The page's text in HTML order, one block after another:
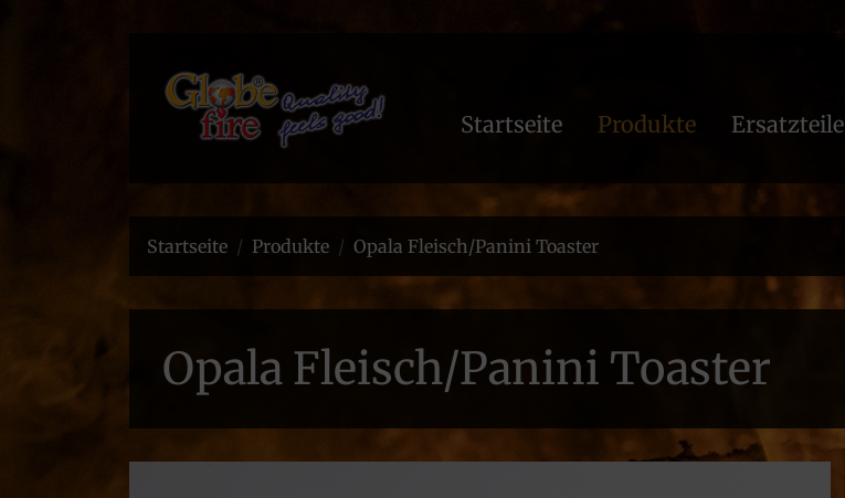
Startseite Produkte Ersatzteile
Startseite Produkte Opala Fleisch/Panini Toaster
Opala Fleisch/Panini Toaster